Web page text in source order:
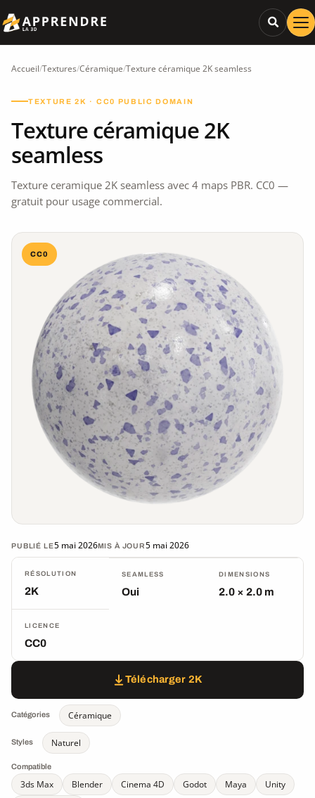
Accueil/Textures/Céramique/Texture céramique 2K seamless
TEXTURE 2K · CC0 PUBLIC DOMAIN
Texture céramique 2K
seamless
Texture ceramique 2K seamless avec 4 maps PBR. CC0 —
gratuit pour usage commercial.
CC0
PUBLIÉ LE5 mai 2026MIS À JOUR5 mai 2026
RÉSOLUTION
2K
SEAMLESS
Oui
DIMENSIONS
2.0 × 2.0 m
LICENCE
CC0
Télécharger 2K
Catégories Céramique
Styles Naturel
Compatible
3ds Max Blender Cinema 4D Godot Maya
Unity